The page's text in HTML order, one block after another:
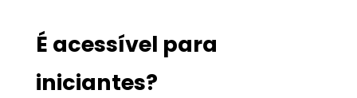
É acessível para
iniciantes?